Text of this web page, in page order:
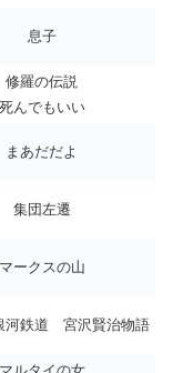
息子
修羅の伝説
死んでもいい
まあだだよ
集団左遷
マークスの山
河鉄道 宮沢賢治物語